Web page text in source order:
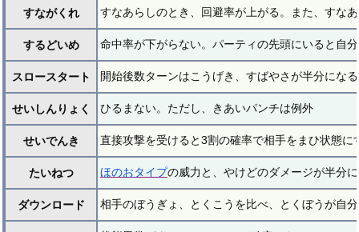
すながくれ すなあらしのとき、回避率が上がる。また、すな
するどいめ 命中率が下がらない。パーティの先頭にいると自
スロースタート 開始後数ターンはこうげき、すばやさが半分になる
せいしんりょく ひるまない。ただし、きあいパンチは例外
せいでんき 直接攻撃を受けると3割の確率で相手をまひ状態に
たいねつ ほのおタイプの威力と、やけどのダメージが半分
ダウンロード 相手のぼうぎょ、とくこうを比べ、とくぼうが自